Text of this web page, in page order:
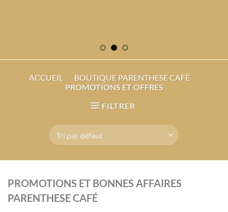
ACCUEIL - BOUTIQUE PARENTHESE CAFÉ -
PROMOTIONS ET OFFRES
FILTRER
PROMOTIONS ET BONNES AFFAIRES
PARENTHESE CAFÉ